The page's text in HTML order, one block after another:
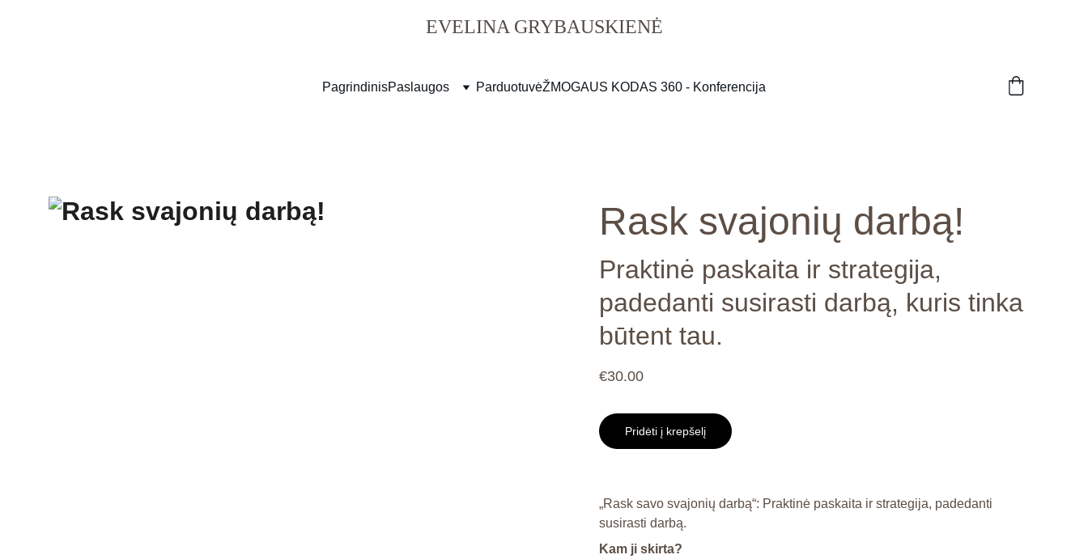
EVELINA GRYBAUSKIENĖ
PagrindinisPaslaugos ParduotuvėŽMOGAUS KODAS 360 - Konferencija
Rask svajonių darbą!
Praktinė paskaita ir strategija,
padedanti susirasti darbą, kuris tinka
būtent tau.
€30.00
Pridėti į krepšelį
„Rask savo svajonių darbą“: Praktinė paskaita ir strategija, padedanti
susirasti darbą.
Kam ji skirta?